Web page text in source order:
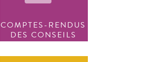
COMPTES-RENDUS
DES CONSEILS